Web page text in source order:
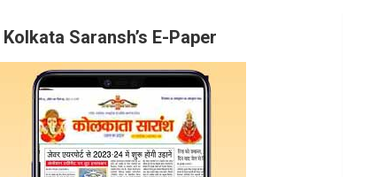
Kolkata Saransh’s E-Paper